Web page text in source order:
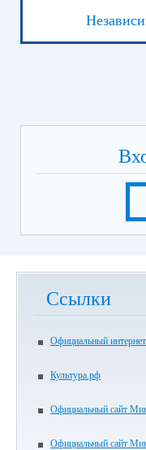
Ссылки
Официальный
Культура.рф
Официальный сайт
Официальный сайт